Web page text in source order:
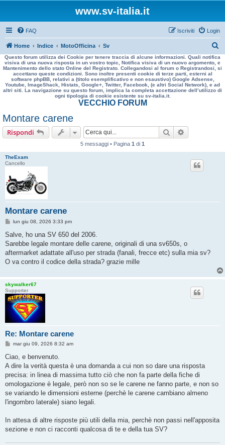
www.sv-italia.it
FAQ Login
Iscriviti
Home Indice MotoOfficina Sv
e
r
a
Questo forum utilizza dei Cookie per tenere traccia di alcune informazioni. Quali notifica
visiva di una nuova risposta in un vostro topic, Notifica visiva di un nuovo argomento, e
Mantenimento dello stato Online del Registrato. Collegandosi al forum o Registrandosi, si
accettano queste condizioni. Sono inoltre presenti cookie di terze parti, esterni al
software phpBB, relativi a (titolo esemplificativo e non esaustivo) Google Adsense,
Youtube, ImageShack, Histats, Google+, Twitter, Facebook, (e altri Social Network), e ad
altri siti. La navigazione su questo forum, implica la completa accettazione dell’utilizzo di
ogni tipologia di cookie esistente su sv-italia.it.
VECCHIO FORUM
Montare carene
Rispondi Cerca
5 messaggi • Pagina 1 di 1
TheExam
Cancello
Montare carene
M
s
a
g
lun giu 08, 2026 3:33 pm
Salve, ho una SV 650 del 2006.
Sarebbe legale montare delle carene, originali di una sv650s, o
aftermarket adattate all'uso per strada (fanali, frecce etc) sulla mia sv?
O va contro il codice della strada? grazie mille
skywalker67
Supporter
Re: Montare carene
M
s
a
g
i
o
mar giu 09, 2026 8:32 am
Ciao, e benvenuto.
A dire la verità questa è una domanda a cui non so dare una risposta
precisa: in linea di massima tutto ciò che non fa parte della fiche di
omologazione è legale, però non so se le carene ne fanno parte, e non so
se variando le dimensioni esterne (perchè le carene cambiano almeno
l'ingombro laterale) siano legali.
In attesa di altre risposte più utili della mia, perchè non passi nell'apposita
sezione e non ci racconti qualcosa di te e della tua SV?